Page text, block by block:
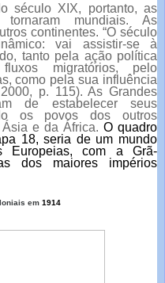
século XIX, portanto, as
tornaram mundiais. As
continentes. “O século
vai assistir-se à
tanto pela ação política
migratórios, pelo
como pela sua influência
p. 115). As Grandes
de estabelecer seus
os povos dos outros
e da África. O quadro
18, seria de um mundo
Europeias, com a Grã-
dos maiores impérios
em 1914